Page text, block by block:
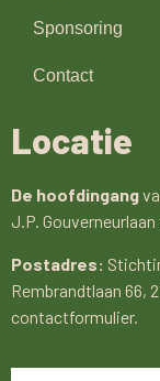
Sponsoring
Contact
Locatie
De hoofdingang
J.P.
Postadres:
Rembrandtlaan 66,
contactformulier.